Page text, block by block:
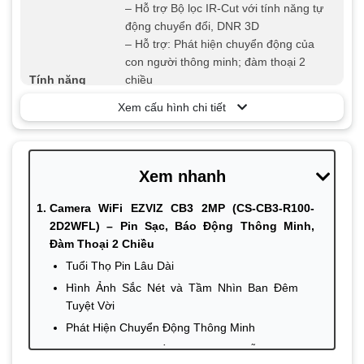
Tính năng
– Hỗ trợ Bộ lọc IR-Cut với tính năng tự
động chuyển đổi, DNR 3D
– Hỗ trợ: Phát hiện chuyển động của
con người thông minh; đàm thoại 2
chiều
GB)
– Hỗ trợ lưu trữ EZVIZ CloudPlay (đăng
ký mua riêng)
Dung lượng pin sạc 5200 mAh
Kích thước
105,9 × 62,8 × 62,8 mm
Trọng lượng
480g
Xem cấu hình chi tiết
Xem nhanh
Camera WiFi EZVIZ CB3 2MP (CS-CB3-R100-
2D2WFL) – Pin Sạc, Báo Động Thông Minh,
Đàm Thoại 2 Chiều
Tuổi Thọ Pin Lâu Dài
Hình Ảnh Sắc Nét và Tầm Nhìn Ban Đêm
Tuyệt Vời
Phát Hiện Chuyển Động Thông Minh
Đàm Thoại Hai Chiều và Quản Lý Dễ Dàng